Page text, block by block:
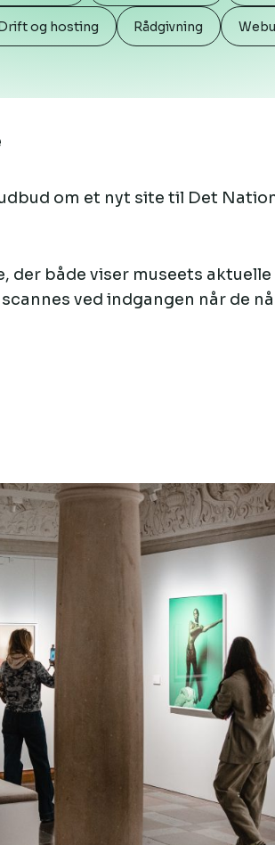
og hosting Rådgivning
om et nyt site til Det
der både viser museets
ved indgangen når de